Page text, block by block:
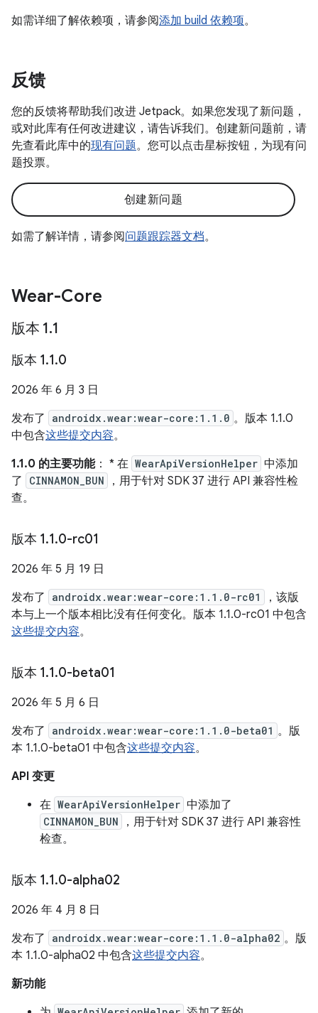
如需详细了解依赖项，请参阅添加 build 依赖项。
反馈
您的反馈将帮助我们改进 Jetpack。如果您发现了新问题，
或对此库有任何改进建议，请告诉我们。创建新问题前，请
先查看此库中的现有问题。您可以点击星标按钮，为现有问
题投票。
创建新问题
如需了解详情，请参阅问题跟踪器文档。
Wear-Core
版本 1.1
版本 1.1.0
2026 年 6 月 3 日
发布了
androidx.wear:wear-core:1.1.0 。版本 1.1.0
中包含这些提交内容。
1.1.0 的主要功能： * 在 WearApiVersionHelper 中添加
了
CINNAMON_BUN
，用于针对 SDK 37 进行 API 兼容性检
查。
版本 1.1.0-rc01
2026 年 5 月 19 日
发布了
androidx.wear:wear-core:1.1.0-rc01
，该版
本与上一个版本相比没有任何变化。版本 1.1.0-rc01 中包含
这些提交内容。
版本 1.1.0-beta01
2026 年 5 月 6 日
发布了
androidx.wear:wear-core:1.1.0-beta01 。版
本 1.1.0-beta01 中包含这些提交内容。
API 变更
在 WearApiVersionHelper 中添加了
CINNAMON_BUN
，用于针对 SDK 37 进行 API 兼容性
检查。
版本 1.1.0-alpha02
2026 年 4 月 8 日
发布了
androidx.wear:wear-core:1.1.0-alpha02 。版
本 1.1.0-alpha02 中包含这些提交内容。
新功能